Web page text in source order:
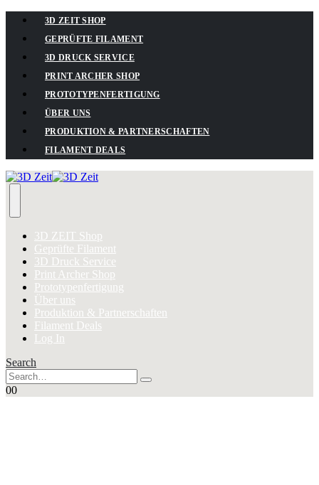
3D ZEIT SHOP
GEPRÜFTE FILAMENT
3D DRUCK SERVICE
PRINT ARCHER SHOP
PROTOTYPENFERTIGUNG
ÜBER UNS
PRODUKTION & PARTNERSCHAFTEN
FILAMENT DEALS
3D ZEIT Shop
Geprüfte Filament
3D Druck Service
Print Archer Shop
Prototypenfertigung
Über uns
Produktion & Partnerschaften
Filament Deals
Log In
Search
00